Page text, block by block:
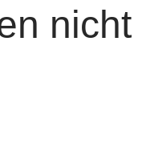
nicht